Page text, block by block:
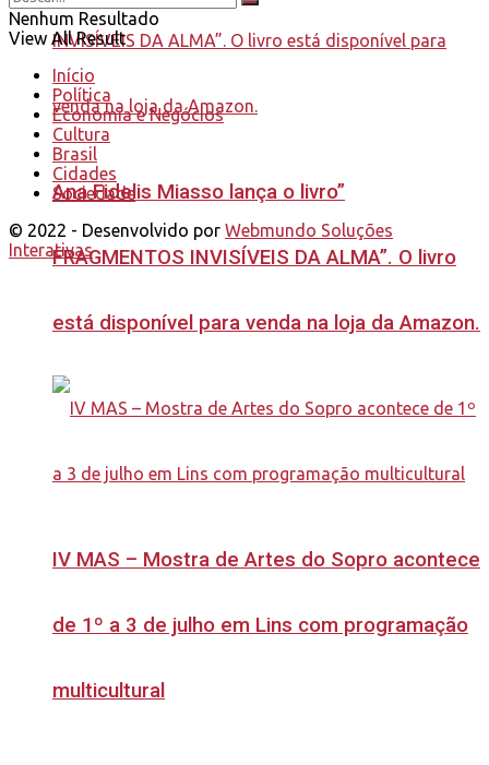
Ana Fidelis Miasso lança o livro”
FRAGMENTOS INVISÍVEIS DA ALMA”. O livro
está disponível para venda na loja da Amazon.
IV MAS – Mostra de Artes do Sopro acontece
de 1º a 3 de julho em Lins com programação
multicultural
Nenhum Resultado
View All Result
Início
Política
Economia e Negócios
Cultura
Brasil
Cidades
Sociedade
© 2022 - Desenvolvido por Webmundo Soluções
Interativas